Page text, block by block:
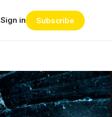
Sign in Subscribe